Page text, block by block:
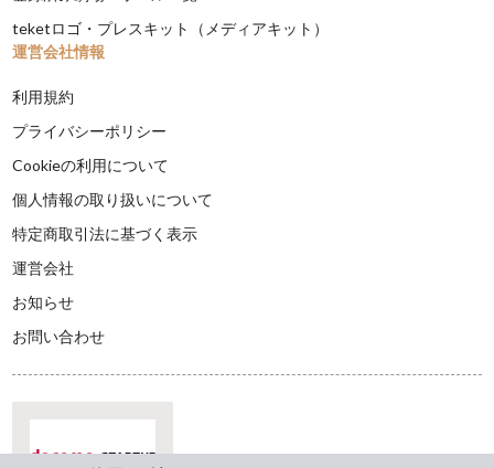
teketロゴ・プレスキット（メディアキット）
運営会社情報
利用規約
プライバシーポリシー
Cookieの利用について
個人情報の取り扱いについて
特定商取引法に基づく表示
運営会社
お知らせ
お問い合わせ